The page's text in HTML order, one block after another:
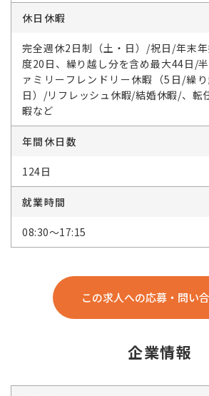
休日休暇
完全週休2日制（土・日）/祝日/年末
度20日、繰り越し分を含め最大44日/
ァミリーフレンドリー休暇（5日/繰
日）/リフレッシュ休暇/結婚休暇/、転
暇など
年間休日数
124日
就業時間
08:30～17:15
この求人への応募・問い
企業情報